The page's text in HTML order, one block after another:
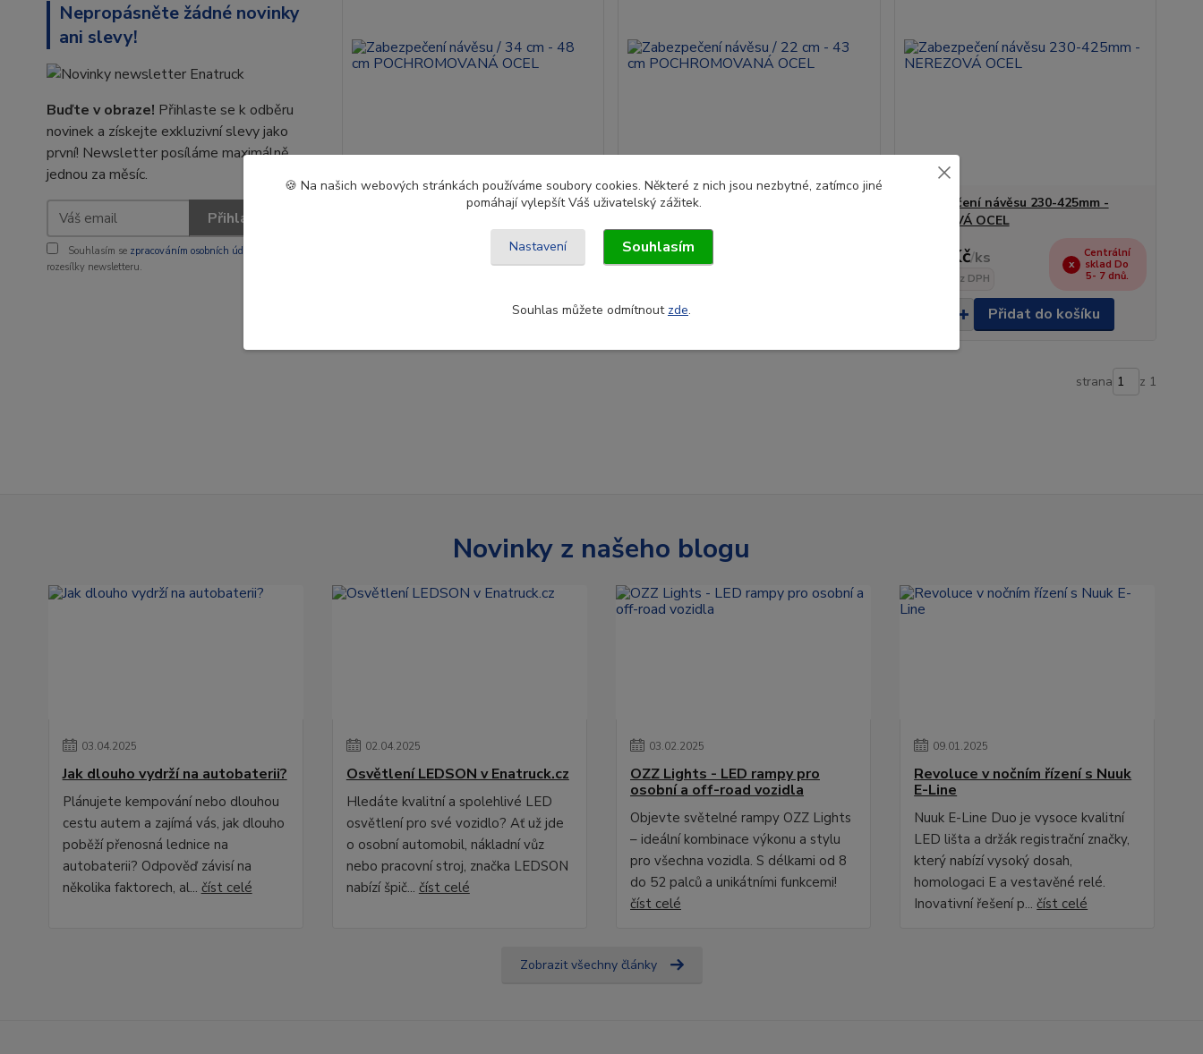
Nepropásněte žádné novinky
ani slevy!
Buďte v obraze! Přihlaste se k odběru
novinek a získejte exkluzivní slevy jako
první! Newsletter posíláme maximálně
jednou za měsíc.
Přihlásit se
Souhlasím se zpracováním osobních údajů
rozesílky newsletteru.
Zabezpečení návěsu / 34 cm - 48 cm
Přidat do košíku
Zabezpečení návěsu / 22 cm - 43 cm
1 570 Kč
Zabezpečení návěsu 230-425mm -
NEREZOVÁ OCEL
640 Kč/ks
bez DPH
Centrální
sklad Do
5- 7 dnů.
Přidat do košíku
strana z 1
Novinky z našeho blogu
03.04.2025
Jak dlouho vydrží na autobaterii?
Plánujete kempování nebo dlouhou
cestu autem a zajímá vás, jak dlouho
poběží přenosná lednice na
autobaterii? Odpověď závisí na
několika faktorech, al... číst celé
02.04.2025
Osvětlení LEDSON v Enatruck.cz
Hledáte kvalitní a spolehlivé LED
osvětlení pro své vozidlo? Ať už jde
o osobní automobil, nákladní vůz
nebo pracovní stroj, značka LEDSON
nabízí špič... číst celé
03.02.2025
OZZ Lights - LED rampy pro
osobní a off-road vozidla
Objevte světelné rampy OZZ Lights
– ideální kombinace výkonu a stylu
pro všechna vozidla. S délkami od 8
do 52 palců a unikátními funkcemi!
číst celé
09.01.2025
Revoluce v nočním řízení s Nuuk
E-Line
Nuuk E-Line Duo je vysoce kvalitní
LED lišta a držák registrační značky,
který nabízí vysoký dosah,
homologaci E a vestavěné relé.
Inovativní řešení p...číst celé
Zobrazit všechny články
🍪 Na našich webových stránkách používáme soubory cookies. Některé z nich jsou nezbytné, zatímco jiné
pomáhají vylepšít Váš uživatelský zážitek.
Nastavení Souhlasím
Souhlas můžete odmítnout zde.